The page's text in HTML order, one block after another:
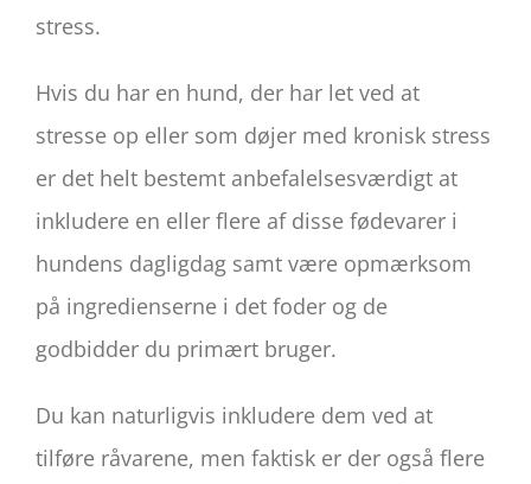
stress.
Hvis du har en hund, der har let ved at
stresse op eller som døjer med kronisk stress
er det helt bestemt anbefalelsesværdigt at
inkludere en eller flere af disse fødevarer i
hundens dagligdag samt være opmærksom
på ingredienserne i det foder og de
godbidder du primært bruger.
Du kan naturligvis inkludere dem ved at
tilføre råvarene, men faktisk er der også flere